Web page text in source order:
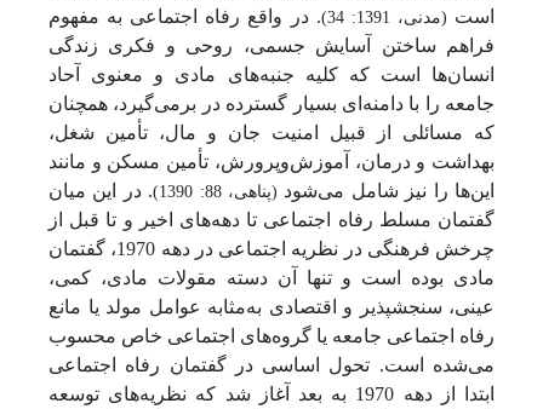
است (مدنی، 1391: 34)
. در واقع رفاه اجتماعی به مفهوم
فراهم ساختن آسایش جسمی، روحی و فکری زندگی
انسان‌ها است که کلیه جنبه‌های مادی و معنوی آحاد
جامعه را با دامنه‌ای بسیار گسترده در برمی‌گیرد، همچنان
که مسائلی از قبیل امنیت جان و مال، تأمین شغل،
بهداشت و درمان، آموزش‌وپرورش، تأمین مسکن و مانند
این‌ها را نیز شامل می‌شود (پناهی، 88: 1390)
. در این میان
گفتمان مسلط رفاه اجتماعی تا دهه‌های اخیر و تا قبل از
چرخش فرهنگی در نظریه اجتماعی در دهه 1970، گفتمان
مادی بوده است و تنها آن دسته مقولات مادی، کمی،
عینی، سنجش­پذیر و اقتصادی به‌مثابه عوامل مولد یا مانع
رفاه اجتماعی جامعه یا گروه‌های اجتماعی خاص محسوب
می‌شده است. تحول اساسی در گفتمان رفاه اجتماعی
ابتدا از دهه 1970 به بعد آغاز شد که نظریه‌های توسعه